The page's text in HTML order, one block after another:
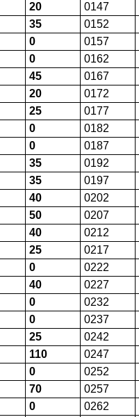
20
0147
35
0152
0
0157
0
0162
45
0167
20
0172
25
0177
0
0182
0
0187
35
0192
35
0197
40
0202
50
0207
40
0212
25
0217
0
0222
40
0227
0
0232
0
0237
25
0242
110
0247
0
0252
70
0257
0
0262